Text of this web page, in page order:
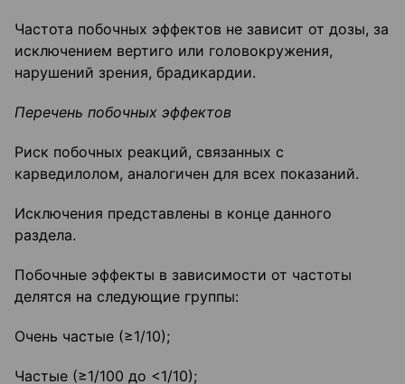
Частота побочных эффектов не зависит от дозы, за
исключением вертиго или головокружения,
нарушений зрения, брадикардии.
Перечень побочных эффектов
Риск побочных реакций, связанных с
карведилолом, аналогичен для всех показаний.
Исключения представлены в конце данного
раздела.
Побочные эффекты в зависимости от частоты
делятся на следующие группы:
Очень частые (≥1/10);
Частые (≥1/100 до <1/10);